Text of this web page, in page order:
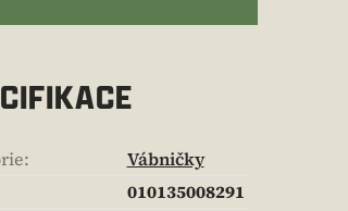
:
Vábničky
010135008291